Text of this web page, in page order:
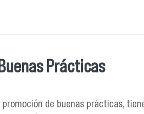
aquí
Prácticas
promoción de buenas prácticas,